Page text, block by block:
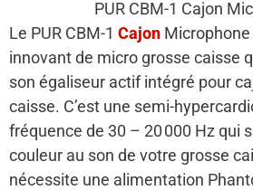
PUR CBM-1 Cajon
Le PUR CBM-1 Cajon
innovant de micro grosse caisse
son égaliseur actif intégré pour
caisse. C’est une semi-
fréquence de 30 – 20 000 Hz qui
couleur au son de votre grosse
nécessite une alimentation